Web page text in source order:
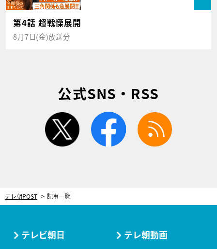
第4話 超戦慄展開
8月7日(金)放送分
公式SNS・RSS
twitter facebook
テレ朝POST 記事一覧
テレビ朝日 テレ朝動画